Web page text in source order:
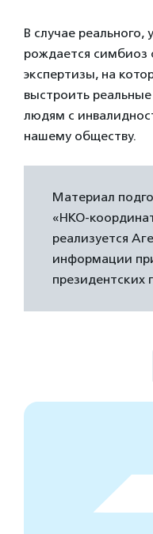
В случае реального,
рождается симбиоз
экспертизы, на
выстроить
людям с
нашему обществу.
Материал
«НКО-
реализуется
информации
президентских